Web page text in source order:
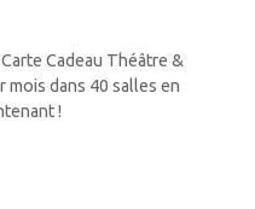
Cadeau Théâtre &
mois dans 40 salles en
!